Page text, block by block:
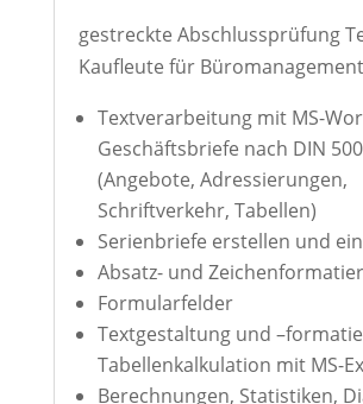
gestreckte Abschlussprüfung
Kaufleute für Büromanagement
Textverarbeitung mit MS-
Geschäftsbriefe nach DIN
(Angebote, Adressierungen,
Schriftverkehr, Tabellen)
Serienbriefe erstellen und
Absatz- und
Formularfelder
Textgestaltung und
Tabellenkalkulation mit MS-
Berechnungen, Statistiken,